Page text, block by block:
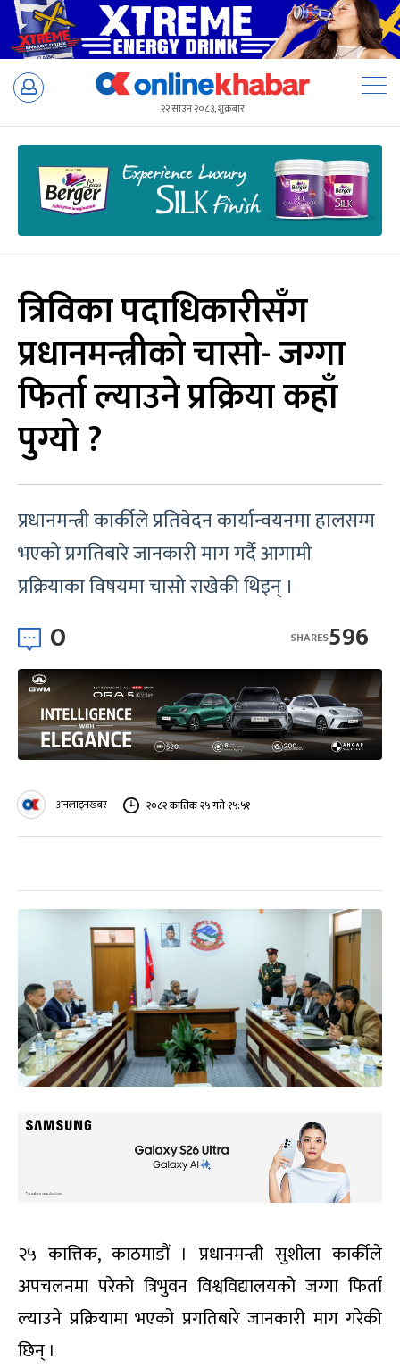
Skip
२२ साउन २०८३, शुक्रबार
त्रिविका पदाधिकारीसँग
प्रधानमन्त्रीको चासो- जग्गा
फिर्ता ल्याउने प्रक्रिया कहाँ
पुग्यो ?
प्रधानमन्त्री कार्कीले प्रतिवेदन कार्यान्वयनमा हालसम्म
भएको प्रगतिबारे जानकारी माग गर्दै आगामी
प्रक्रियाका विषयमा चासो राखेकी थिइन् ।
0 596
SHARES
अनलाइनखबर २०८२ कात्तिक २५ गते १५:५१
२५ कात्तिक, काठमाडौं । प्रधानमन्त्री सुशीला कार्कीले
अपचलनमा परेको त्रिभुवन विश्वविद्यालयको जग्गा फिर्ता
ल्याउने प्रक्रियामा भएको प्रगतिबारे जानकारी माग गरेकी
छिन् ।